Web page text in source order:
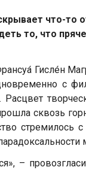
что-то
то, что
Гисле́н
с
сквозь
–